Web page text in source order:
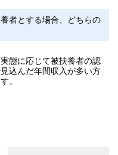
者とする場合、どちらの
態に応じて被扶養者の認
込んだ年間収入が多い方
。